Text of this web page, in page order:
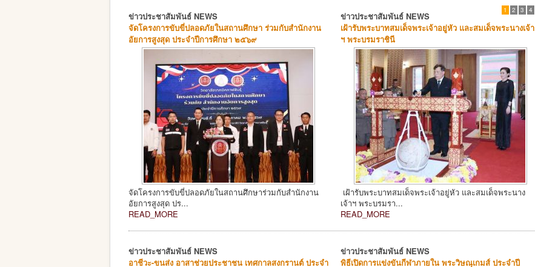
1 2 3 4
ข่าวประชาสัมพันธ์ NEWS
จัดโครงการขับขี่ปลอดภัยในสถานศึกษา ร่วมกับสำนักงาน
อัยการสูงสุด ประจำปีการศึกษา ๒๕๖๙
จัดโครงการขับขี่ปลอดภัยในสถานศึกษาร่วมกับสำนักงาน
อัยการสูงสุด ปร...
READ_MORE
ข่าวประชาสัมพันธ์ NEWS
เฝ้ารับพระบาทสมเด็จพระเจ้าอยู่หัว และสมเด็จพระนางเจ้า
ฯ พระบรมราชินี
เฝ้ารับพระบาทสมเด็จพระเจ้าอยู่หัว และสมเด็จพระนาง
เจ้าฯ พระบรมรา...
READ_MORE
ข่าวประชาสัมพันธ์ NEWS
อาชีวะ-ขนส่ง อาสาช่วยประชาชน เทศกาลสงกรานต์ ประจำ
ข่าวประชาสัมพันธ์ NEWS
พิธีเปิดการแข่งขันกีฬาภายใน พระวิษณุเกมส์ ประจำปี